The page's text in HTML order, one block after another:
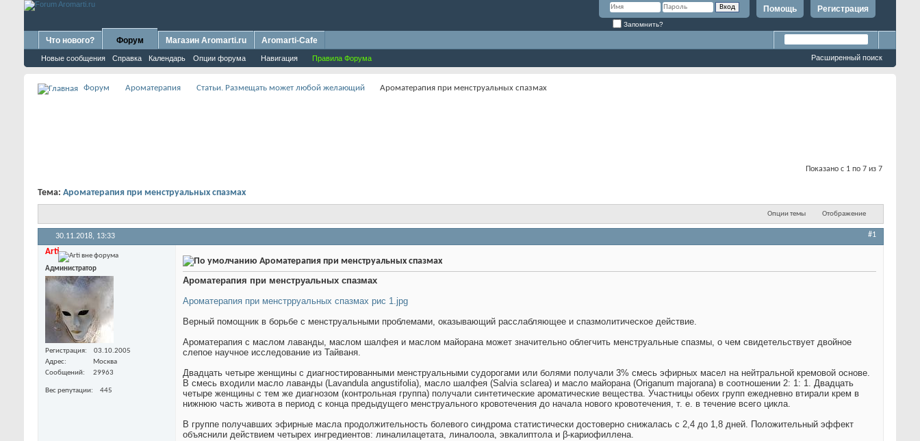
Регистрация
Помощь
Запомнить?
Что нового? Форум
Новые сообщения Справка Календарь Опции форума Навигация Правила Форума
Магазин Aromarti.ru Aromarti-Cafe
Расширенный поиск
Форум Ароматерапия Статьи. Размещать может любой желающий Ароматерапия при менструальных спазмах
Показано с 1 по 7 из 7
Тема: Ароматерапия при менструальных спазмах
Опции темы Отображение
30.11.2018, 13:33 #1
Arti
Администратор
Регистрация
03.10.2005
Адрес
Москва
Сообщений
29963
Вес репутации 445
Ароматерапия при менструальных спазмах
Ароматерапия при менструальных спазмах
Ароматерапия при менстрруальных спазмах рис 1.jpg
Верный помощник в борьбе с менструальными проблемами, оказывающий расслабляющее и спазмолитическое действие.
Ароматерапия с маслом лаванды, маслом шалфея и маслом майорана может значительно облегчить менструальные спазмы, о чем свидетельствует двойное
слепое научное исследование из Тайваня.
Двадцать четыре женщины с диагностированными менструальными судорогами или болями получали 3% смесь эфирных масел на нейтральной кремовой основе.
В смесь входили масло лаванды (Lavandula angustifolia), масло шалфея (Salvia sclarea) и масло майорана (Origanum majorana) в соотношении 2: 1: 1. Двадцать
четыре женщины с тем же диагнозом (контрольная группа) получали синтетические ароматические вещества. Участницы обеих групп ежедневно втирали крем в
нижнюю часть живота в период с конца предыдущего менструального кровотечения до начала нового кровотечения, т. е. в течение всего цикла.
В группе получавших эфирные масла продолжительность болевого синдрома статистически достоверно снижалась с 2,4 до 1,8 дней. Положительный эффект
объяснили действием четырех ингредиентов: линалилацетата, линалоола, эвкалиптола и β-кариофиллена.